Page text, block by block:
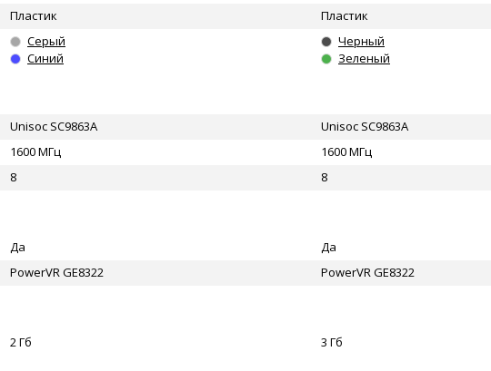
Пластик
Пластик
Серый
Синий
Черный
Зеленый
Unisoc SC9863A
Unisoc SC9863A
1600 МГц
1600 МГц
8 8
Да
Да
PowerVR GE8322 PowerVR GE8322
2 Гб 3 Гб